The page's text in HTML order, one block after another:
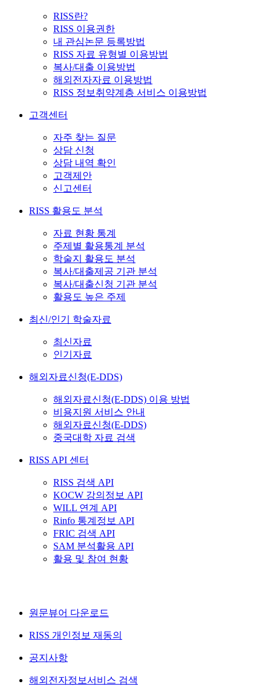
RISS란?
RISS 이용권한
내 관심논문 등록방법
RISS 자료 유형별 이용방법
복사/대출 이용방법
해외전자자료 이용방법
RISS 정보취약계층 서비스 이용방법
고객센터
자주 찾는 질문
상담 신청
상담 내역 확인
고객제안
신고센터
RISS 활용도 분석
자료 현황 통계
주제별 활용통계 분석
학술지 활용도 분석
복사/대출제공 기관 분석
복사/대출신청 기관 분석
활용도 높은 주제
최신/인기 학술자료
최신자료
인기자료
해외자료신청(E-DDS)
해외자료신청(E-DDS) 이용 방법
비용지원 서비스 안내
해외자료신청(E-DDS)
중국대학 자료 검색
RISS API 센터
RISS 검색 API
KOCW 강의정보 API
WILL 연계 API
Rinfo 통계정보 API
FRIC 검색 API
SAM 분석활용 API
활용 및 참여 현황
원문뷰어 다운로드
RISS 개인정보 재동의
공지사항
해외전자정보서비스 검색